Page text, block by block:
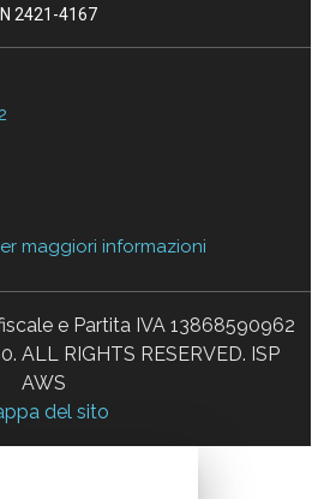
2421-4167
maggiori informazioni
e Partita IVA 13868590962
ALL RIGHTS RESERVED. ISP
AWS
del sito